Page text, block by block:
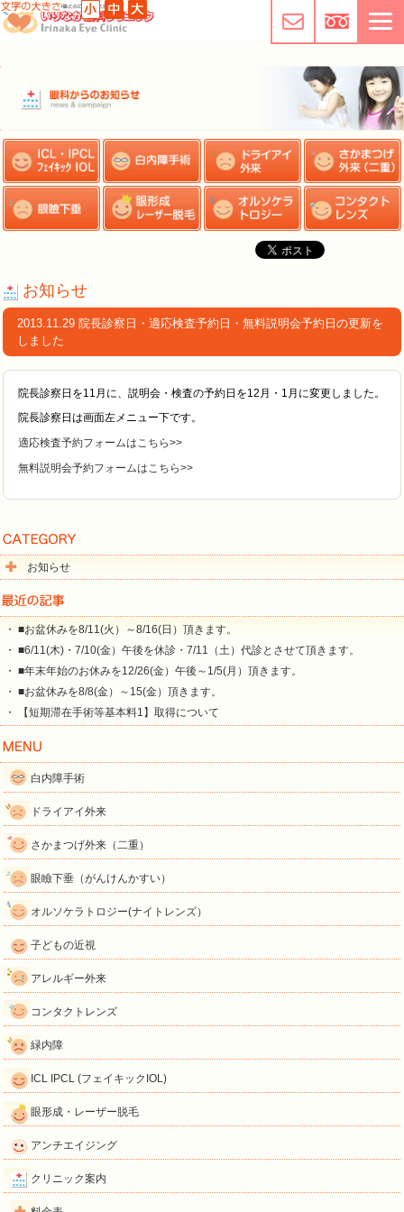
お知らせ
2013.11.29 院長診察日・適応検査予約日・無料説明会予約日の更新を
しました
院長診察日を11月に、説明会・検査の予約日を12月・1月に変更しました。
院長診察日は画面左メニュー下です。
適応検査予約フォームはこちら>>
無料説明会予約フォームはこちら>>
お知らせ
・ ■お盆休みを8/11(火）～8/16(日）頂きます。
・ ■6/11(木)・7/10(金）午後を休診・7/11（土）代診とさせて頂きます。
・ ■年末年始のお休みを12/26(金）午後～1/5(月）頂きます。
・ ■お盆休みを8/8(金）～15(金）頂きます。
・ 【短期滞在手術等基本料1】取得について
白内障手術
ドライアイ外来
さかまつげ外来（二重）
眼瞼下垂（がんけんかすい）
オルソケラトロジー(ナイトレンズ）
子どもの近視
アレルギー外来
コンタクトレンズ
緑内障
ICL IPCL (フェイキックIOL)
眼形成・レーザー脱毛
アンチエイジング
クリニック案内